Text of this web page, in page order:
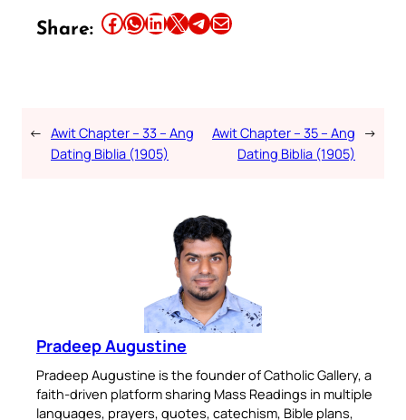
Share: Share this article on Facebook Share this article on WhatsApp Share this article on LinkedIn Share this article on X Share this article on TelegramEmail this Article
← Awit Chapter – 33 – Ang
Dating Biblia (1905)
Awit Chapter – 35 – Ang
Dating Biblia (1905)
→
Pradeep Augustine
Pradeep Augustine is the founder of Catholic Gallery, a
faith-driven platform sharing Mass Readings in multiple
languages, prayers, quotes, catechism, Bible plans,